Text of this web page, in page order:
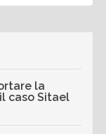
la
caso Sitael